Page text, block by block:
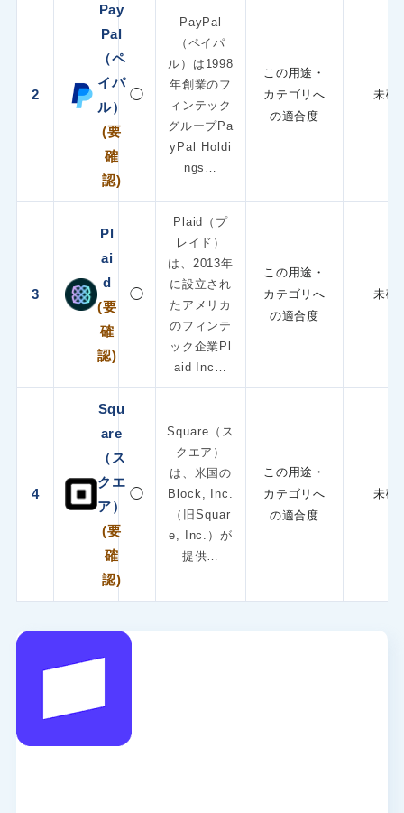
2
Pay
Pal
（ペ
イパ
ル）
(要
確
認)
◯
PayPal
（ペイパ
ル）は1998
年創業のフ
ィンテック
グループPa
yPal Holdi
ngs…
この用途・
カテゴリへ
の適合度
未確
3
Pl
ai
d
(要
確
認)
◯
Plaid（プ
レイド）
は、2013年
に設立され
たアメリカ
のフィンテ
ック企業Pl
aid Inc…
この用途・
カテゴリへ
の適合度
未確
4
Squ
are
（ス
クエ
ア）
(要
確
認)
◯
Square（ス
クエア）
は、米国の
Block, Inc.
（旧Squar
e, Inc.）が
提供…
この用途・
カテゴリへ
の適合度
未確